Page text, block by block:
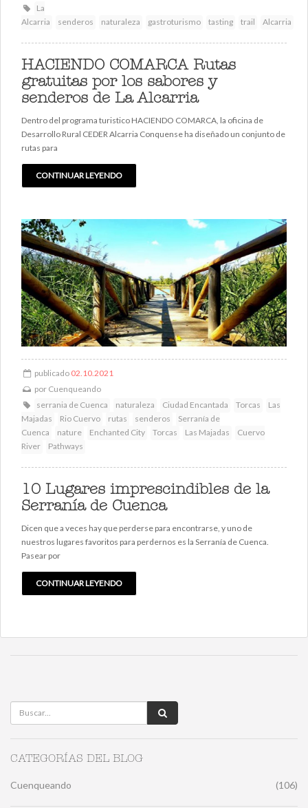
La
Alcarria
senderos naturaleza gastroturismo tasting trail Alcarria
HACIENDO COMARCA Rutas
gratuitas por los sabores y
senderos de La Alcarria
Dentro del programa turistico HACIENDO COMARCA, la oficina de
Desarrollo Rural CEDER Alcarria Conquense ha diseñado un conjunto de
rutas para
CONTINUAR LEYENDO
publicado 02.10.2021
por Cuenqueando
serrania de Cuenca
naturaleza Ciudad Encantada Torcas
Las
Majadas
Rio Cuervo rutas senderos
Serranía de
Cuenca
nature Enchanted City Torcas Las Majadas
Cuervo
River
Pathways
10 Lugares imprescindibles de la
Serranía de Cuenca
Dicen que a veces hay que perderse para encontrarse, y uno de
nuestros lugares favoritos para perdernos es la Serranía de Cuenca.
Pasear por
CONTINUAR LEYENDO
CATEGORÍAS DEL BLOG
Cuenqueando (106)